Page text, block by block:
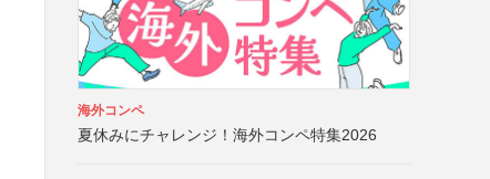
海外コンペ
夏休みにチャレンジ！海外コンペ特集2026